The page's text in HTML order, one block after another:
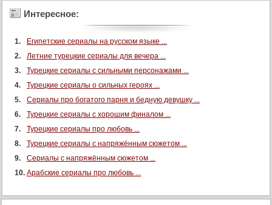
Интересное:
Египетские сериалы на русском языке ...
Летние турецкие сериалы для вечера ...
Турецкие сериалы с сильными персонажами ...
Турецкие сериалы о сильных героях ...
Сериалы про богатого парня и бедную девушку ...
Турецкие сериалы с хорошим финалом ...
Турецкие сериалы про любовь ...
Турецкие сериалы с напряжённым сюжетом ...
Сериалы с напряжённым сюжетом ...
Арабские сериалы про любовь ...